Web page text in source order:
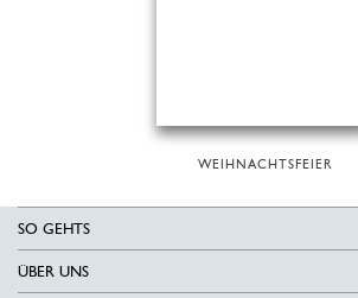
WEIHNACHTSFEIER
SO GEHTS
ÜBER UNS